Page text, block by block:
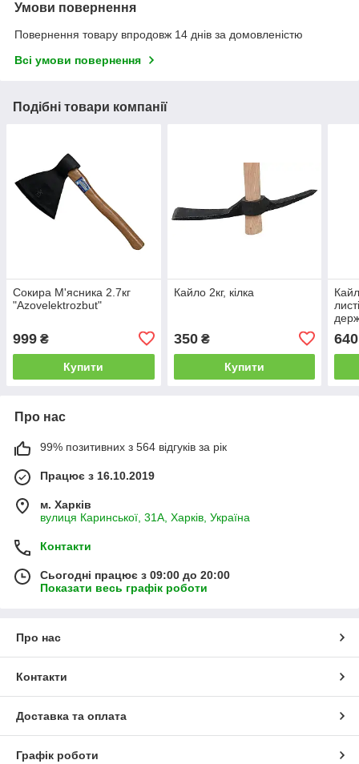
Умови повернення
Повернення товару впродовж 14 днів за домовленістю
Всі умови повернення
Подібні товари компанії
Сокира М'ясника 2.7кг
"Azovelektrozbut"
999 ₴
Купити
Кайло 2кг, кілка
350₴
Купити
640
Про нас
99% позитивних з 564 відгуків за рік
Працює з 16.10.2019
м. Харків
вулиця Каринської, 31А, Харків, Україна
Контакти
Сьогодні працює з 09:00 до 20:00
Показати весь графік роботи
Про нас
Контакти
Доставка та оплата
Графік роботи